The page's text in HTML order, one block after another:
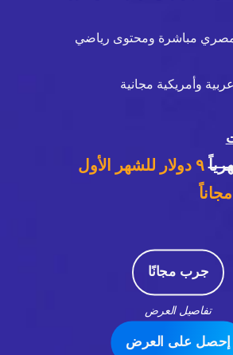
مباشرة ومحتوى رياضي
٩ دولار للشهر الأول
مجاناً
جرب مجانًا
تفاصيل العرض
إحصل على العرض